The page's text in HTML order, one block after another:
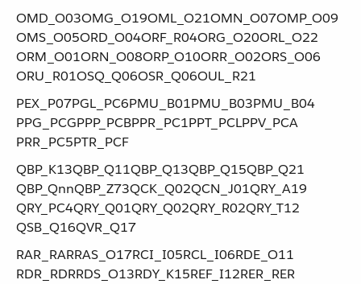
OMD_O03​ ​OMG_O19​ ​OML_O21​ ​OMN_O07​ ​OMP_O09​ ​
OMS_O05​ ​ORD_O04​ ​ORF_R04​ ​ORG_O20​ ​ORL_O22​ ​
ORM_O01​ ​ORN_O08​ ​ORP_O10​ ​ORR_O02​ ​ORS_O06​ ​
ORU_R01​ ​OSQ_Q06​ ​OSR_Q06​ ​OUL_R21
PEX_P07​ ​PGL_PC6​ ​PMU_B01​ ​PMU_B03​ ​PMU_B04​ ​
PPG_PCG​ ​PPP_PCB​ ​PPR_PC1​ ​PPT_PCL​ ​PPV_PCA​ ​
PRR_PC5​ ​PTR_PCF
QBP_K13​ ​QBP_Q11​ ​QBP_Q13​ ​QBP_Q15​ ​QBP_Q21​ ​
QBP_Q​nn ​QBP_Z73​ ​QCK_Q02​ ​QCN_J01​ ​QRY_A19​ ​
QRY_PC4​ ​QRY_Q01​ ​QRY_Q02​ ​QRY_R02​ ​QRY_T12​ ​
QSB_Q16​ ​QVR_Q17
RAR_RAR​ ​RAS_O17​ ​RCI_I05​ ​RCL_I06​ ​RDE_O11​ ​
RDR_RDR​ ​RDS_O13​ ​RDY_K15​ ​REF_I12​ ​RER_RER​ ​